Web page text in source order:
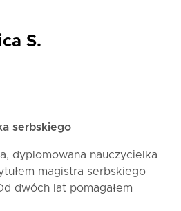
i realne zastosowanie
angażujące i
doświadczenia edukacyjne.
S.
serbskiego
dyplomowana nauczycielka
magistra serbskiego
dwóch lat pomagałem
języka serbskiego poprzez